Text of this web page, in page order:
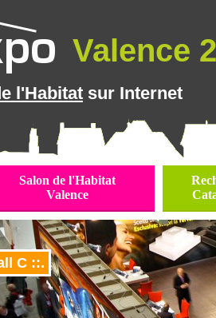
Valence
l'Habitat sur Internet
Salon de l'Habitat
Valence
C ::.